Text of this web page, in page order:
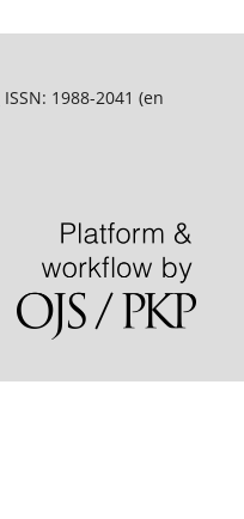
ISSN: 1988-2041 (en